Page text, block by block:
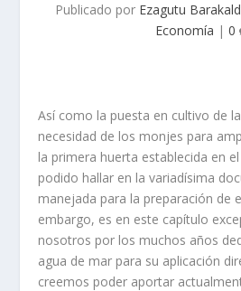
Publicado por Ezagutu
Economía | 0
Así como la puesta en cultivo de
necesidad de los monjes para
la primera huerta establecida en
podido hallar en la variadísima
manejada para la preparación de
embargo, es en este capítulo
nosotros por los muchos años
agua de mar para su aplicación
creemos poder aportar